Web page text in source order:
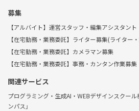
募集
【アルバイト】運営スタッフ・編集アシスタント
【在宅勤務・業務委託】ライター募集(ライター
【在宅勤務・業務委託】カメラマン募集
【在宅勤務・業務委託】事務・カンタン作業募集
関連サービス
プログラミング・生成AI・WEBデザインスクー
ンパス」